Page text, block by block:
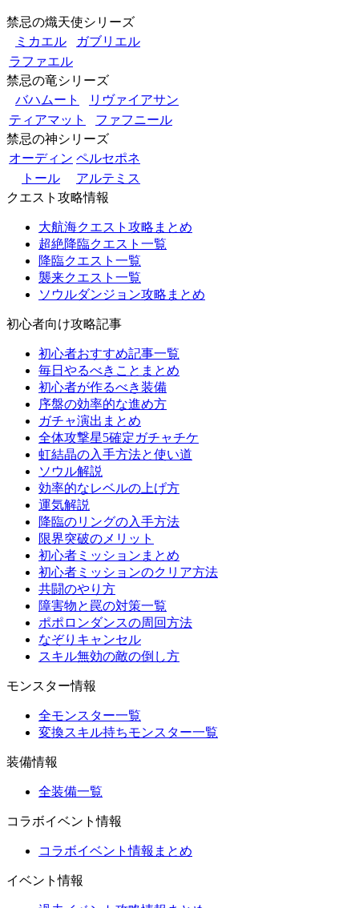
禁忌の熾天使シリーズ
ミカエル
ガブリエル
ラファエル
禁忌の竜シリーズ
バハムート
リヴァイアサン
ティアマット
ファフニール
禁忌の神シリーズ
オーディン ペルセポネ
トール
アルテミス
クエスト攻略情報
大航海クエスト攻略まとめ
超絶降臨クエスト一覧
降臨クエスト一覧
襲来クエスト一覧
ソウルダンジョン攻略まとめ
初心者向け攻略記事
初心者おすすめ記事一覧
毎日やるべきことまとめ
初心者が作るべき装備
序盤の効率的な進め方
ガチャ演出まとめ
全体攻撃星5確定ガチャチケ
虹結晶の入手方法と使い道
ソウル解説
効率的なレベルの上げ方
運気解説
降臨のリングの入手方法
限界突破のメリット
初心者ミッションまとめ
初心者ミッションのクリア方法
共闘のやり方
障害物と罠の対策一覧
ポポロンダンスの周回方法
なぞりキャンセル
スキル無効の敵の倒し方
モンスター情報
全モンスター一覧
変換スキル持ちモンスター一覧
装備情報
全装備一覧
コラボイベント情報
コラボイベント情報まとめ
イベント情報